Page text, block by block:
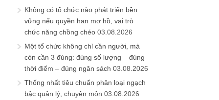
Không có tổ chức nào phát triển bền
vững nếu quyền hạn mơ hồ, vai trò
chức năng chồng chéo 03.08.2026
Một tổ chức không chỉ cần người, mà
còn cần 3 đúng: đúng số lượng – đúng
thời điểm – đúng ngân sách 03.08.2026
Thống nhất tiêu chuẩn phân loại ngạch
bậc quản lý, chuyên môn 03.08.2026